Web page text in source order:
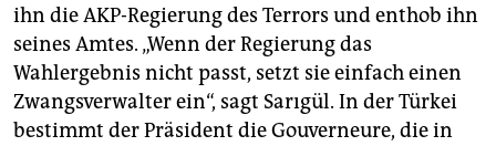
ihn die AKP-Regierung des Terrors und enthob ihn
seines Amtes. „Wenn der Regierung das
Wahlergebnis nicht passt, setzt sie einfach einen
Zwangsverwalter ein“, sagt Sarıgül. In der Türkei
bestimmt der Präsident die Gouverneure, die in